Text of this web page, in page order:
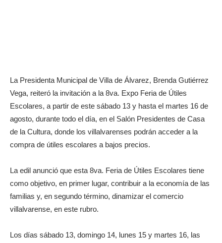
La Presidenta Municipal de Villa de Álvarez, Brenda Gutiérrez
Vega, reiteró la invitación a la 8va. Expo Feria de Útiles
Escolares, a partir de este sábado 13 y hasta el martes 16 de
agosto, durante todo el día, en el Salón Presidentes de Casa
de la Cultura, donde los villalvarenses podrán acceder a la
compra de útiles escolares a bajos precios.
La edil anunció que esta 8va. Feria de Útiles Escolares tiene
como objetivo, en primer lugar, contribuir a la economía de las
familias y, en segundo término, dinamizar el comercio
villalvarense, en este rubro.
Los días sábado 13, domingo 14, lunes 15 y martes 16, las